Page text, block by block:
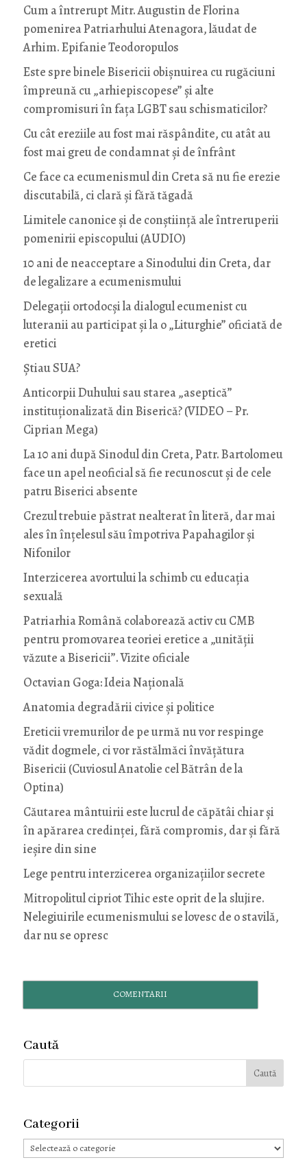
Cum a întrerupt Mitr. Augustin de Florina
pomenirea Patriarhului Atenagora, lăudat de
Arhim. Epifanie Teodoropulos
Este spre binele Bisericii obișnuirea cu rugăciuni
împreună cu „arhiepiscopese” și alte
compromisuri în fața LGBT sau schismaticilor?
Cu cât ereziile au fost mai răspândite, cu atât au
fost mai greu de condamnat și de înfrânt
Ce face ca ecumenismul din Creta să nu fie erezie
discutabilă, ci clară și fără tăgadă
Limitele canonice și de conștiință ale întreruperii
pomenirii episcopului (AUDIO)
10 ani de neacceptare a Sinodului din Creta, dar
de legalizare a ecumenismului
Delegații ortodocși la dialogul ecumenist cu
luteranii au participat și la o „Liturghie” oficiată de
eretici
Știau SUA?
Anticorpii Duhului sau starea „aseptică”
instituționalizată din Biserică? (VIDEO – Pr.
Ciprian Mega)
La 10 ani după Sinodul din Creta, Patr. Bartolomeu
face un apel neoficial să fie recunoscut și de cele
patru Biserici absente
Crezul trebuie păstrat nealterat în literă, dar mai
ales în înțelesul său împotriva Papahagilor și
Nifonilor
Interzicerea avortului la schimb cu educaţia
sexuală
Patriarhia Română colaborează activ cu CMB
pentru promovarea teoriei eretice a „unității
văzute a Bisericii”. Vizite oficiale
Octavian Goga: Ideia Naţională
Anatomia degradării civice și politice
Ereticii vremurilor de pe urmă nu vor respinge
vădit dogmele, ci vor răstălmăci învățătura
Bisericii (Cuviosul Anatolie cel Bătrân de la
Optina)
Căutarea mântuirii este lucrul de căpătâi chiar și
în apărarea credinței, fără compromis, dar și fără
ieșire din sine
Lege pentru interzicerea organizaţiilor secrete
Mitropolitul cipriot Tihic este oprit de la slujire.
Nelegiuirile ecumenismului se lovesc de o stavilă,
dar nu se opresc
COMENTARII
Caută
Categorii
Categorii